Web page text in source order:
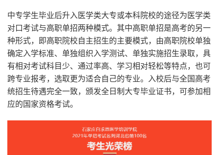
中专学生毕业后升入医学类大专或本科院校的途径为医学类
对口考试与高职单招两种模式。其中高职单招是高考的另一
种形式，即高职院校自主招生的主要模式，由高职院校单独
确定入学标准、单独组织入学测试、单独实施招生录取，具
有相对考试科目少、通过率高、学习相对轻松等特点，也可
跨专业报考，选取更为适合自己的专业。入校后与全国高考
统招生待遇完全一致，颁发全日制大专毕业证书，可参加相
应的国家资格考试。